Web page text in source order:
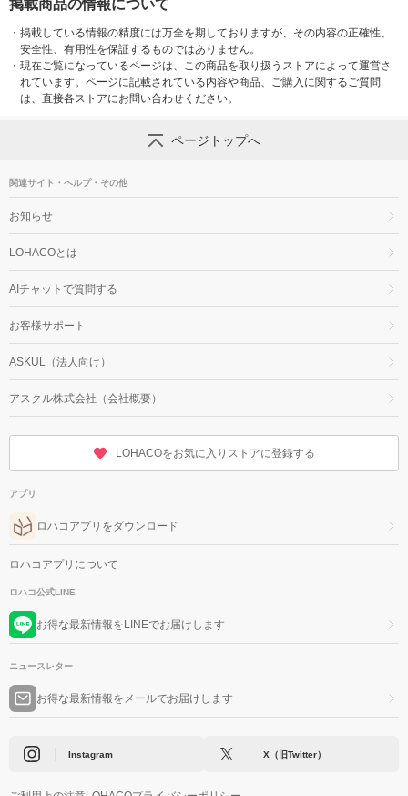
掲載商品の情報について
・ 掲載している情報の精度には万全を期しておりますが、その内容の正確性、
安全性、有用性を保証するものではありません。
・ 現在ご覧になっているページは、この商品を取り扱うストアによって運営さ
れています。ページに記載されている内容や商品、ご購入に関するご質問
は、直接各ストアにお問い合わせください。
ページトップへ
関連サイト・ヘルプ・その他
お知らせ
LOHACOとは
AIチャットで質問する
お客様サポート
ASKUL（法人向け）
アスクル株式会社（会社概要）
LOHACOをお気に入りストアに登録する
アプリ
ロハコアプリをダウンロード
ロハコアプリについて
ロハコ公式LINE
お得な最新情報をLINEでお届けします
ニュースレター
お得な最新情報をメールでお届けします
Instagram X（旧Twitter）